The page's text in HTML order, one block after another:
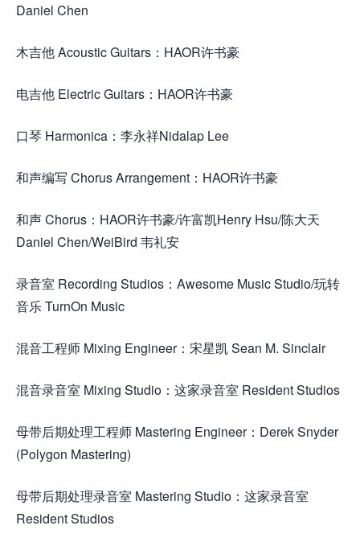
Daniel Chen
木吉他 Acoustic Guitars：HAOR许书豪
电吉他 Electric Guitars：HAOR许书豪
口琴 Harmonica：李永祥Nidalap Lee
和声编写 Chorus Arrangement：HAOR许书豪
和声 Chorus：HAOR许书豪/许富凯Henry Hsu/陈大天
Daniel Chen/WeiBird 韦礼安
录音室 Recording Studios：Awesome Music Studio/玩转
音乐 TurnOn Music
混音工程师 Mixing Engineer：宋星凯 Sean M. Sinclair
混音录音室 Mixing Studio：这家录音室 Resident Studios
母带后期处理工程师 Mastering Engineer：Derek Snyder
(Polygon Mastering)
母带后期处理录音室 Mastering Studio：这家录音室
Resident Studios